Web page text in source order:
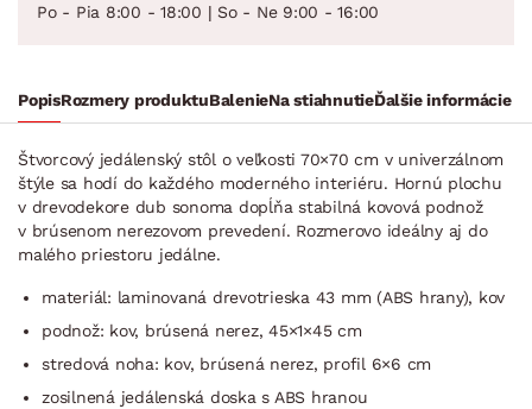
Po - Pia 8:00 - 18:00 | So - Ne 9:00 - 16:00
PopisRozmery produktuBalenieNa stiahnutieĎalšie informácie
Štvorcový jedálenský stôl o veľkosti 70×70 cm v univerzálnom
štýle sa hodí do každého moderného interiéru. Hornú plochu
v drevodekore dub sonoma dopĺňa stabilná kovová podnož
v brúsenom nerezovom prevedení. Rozmerovo ideálny aj do
malého priestoru jedálne.
materiál: laminovaná drevotrieska 43 mm (ABS hrany), kov
podnož: kov, brúsená nerez, 45×1×45 cm
stredová noha: kov, brúsená nerez, profil 6×6 cm
zosilnená jedálenská doska s ABS hranou